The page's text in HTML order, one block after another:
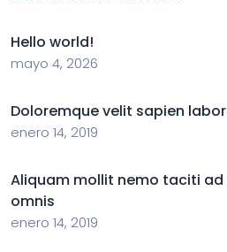
Hello world!
mayo 4, 2026
Doloremque velit sapien
enero 14, 2019
Aliquam mollit nemo taciti
omnis
enero 14, 2019